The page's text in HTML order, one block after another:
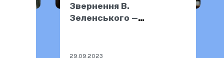
Звернення В.
Зеленського —
29.09.2023